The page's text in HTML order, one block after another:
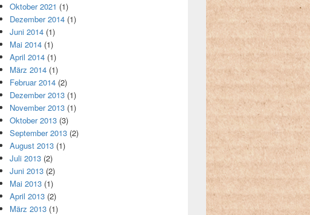
Oktober 2021 (1)
Dezember 2014 (1)
Juni 2014 (1)
Mai 2014 (1)
April 2014 (1)
März 2014 (1)
Februar 2014 (2)
Dezember 2013 (1)
November 2013 (1)
Oktober 2013 (3)
September 2013 (2)
August 2013 (1)
Juli 2013 (2)
Juni 2013 (2)
Mai 2013 (1)
April 2013 (2)
März 2013 (1)